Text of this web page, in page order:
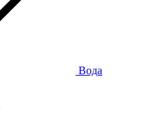
Вода